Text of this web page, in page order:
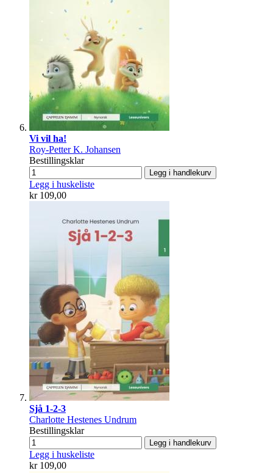
Vi vil ha!
Roy-Petter K. Johansen
Bestillingsklar
Legg i handlekurv
Legg i huskeliste
kr 109,00
Sjå 1-2-3
Charlotte Hestenes Undrum
Bestillingsklar
Legg i handlekurv
Legg i huskeliste
kr 109,00